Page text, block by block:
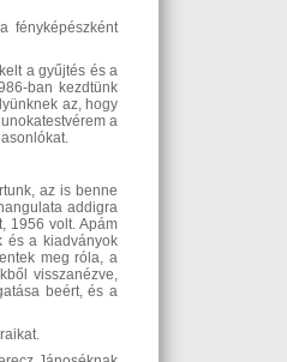
fényképészként
a gyűjtés és a
ban kezdtünk
az, hogy
a
az is benne
addigra
1956 volt. Apám
és a kiadványok
meg róla, a
visszanézve,
beért, és a